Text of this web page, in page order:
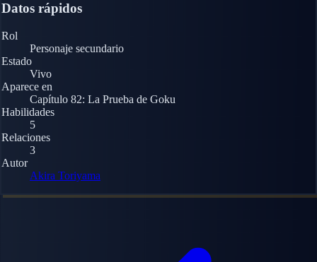
Datos rápidos
Rol
Personaje secundario
Estado
Vivo
Aparece en
Capítulo 82: La Prueba de Goku
Habilidades
5
Relaciones
3
Autor
Akira Toriyama